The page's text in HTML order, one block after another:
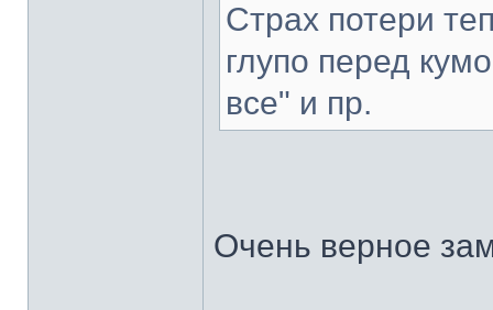
Страх потери
глупо перед
все" и пр.
Очень верное